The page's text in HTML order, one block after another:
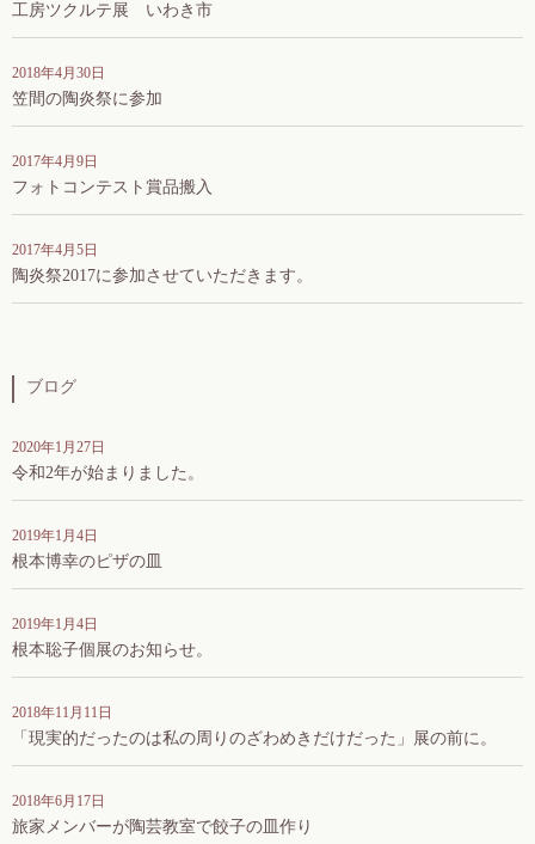
工房ツクルテ展 いわき市
2018年4月30日
笠間の陶炎祭に参加
2017年4月9日
フォトコンテスト賞品搬入
2017年4月5日
陶炎祭2017に参加させていただきます。
ブログ
2020年1月27日
令和2年が始まりました。
2019年1月4日
根本博幸のピザの皿
2019年1月4日
根本聡子個展のお知らせ。
2018年11月11日
「現実的だったのは私の周りのざわめきだけだった」展の前に。
2018年6月17日
旅家メンバーが陶芸教室で餃子の皿作り